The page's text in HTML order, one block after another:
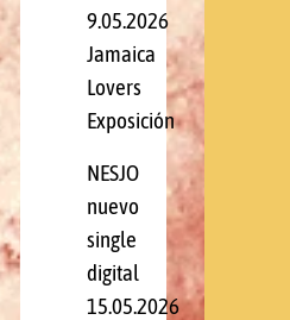
9.05.2026
Jamaica
Lovers
Exposición
NESJO
nuevo
single
digital
15.05.2026